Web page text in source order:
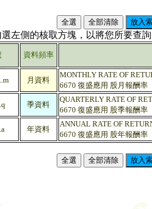
左側的核取方塊，以將您所要查
資料頻率
月資料
MONTHLY RATE OF
6670 復盛應用 股月報酬率
季資料
QUARTERLY RATE OF
6670 復盛應用 股季報酬率
年資料
ANNUAL RATE OF
6670 復盛應用 股年報酬率